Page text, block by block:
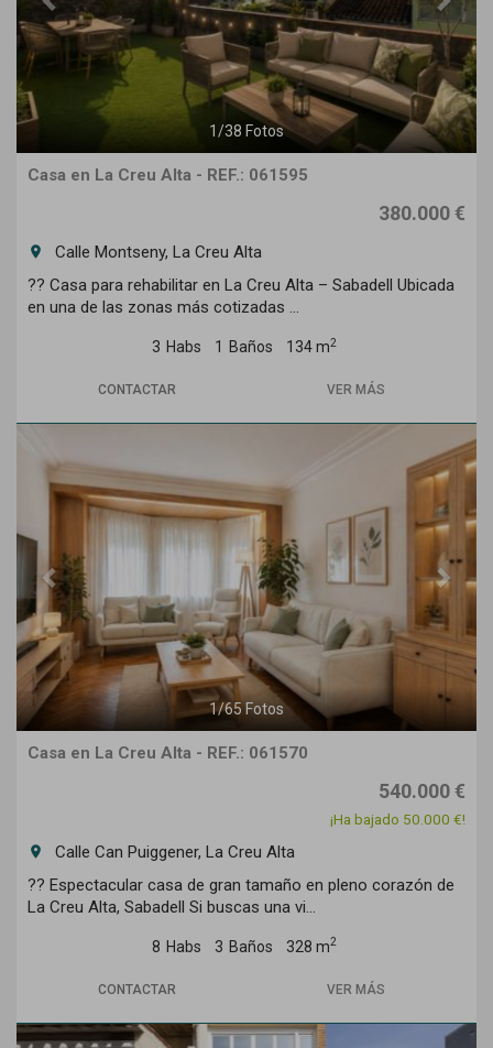
1/38 Fotos
Casa en La Creu Alta - REF.: 061595
380.000 €
room
Calle Montseny, La Creu Alta
?? Casa para rehabilitar en La Creu Alta – Sabadell Ubicada
en una de las zonas más cotizadas ...
3 Habs 1 Baños 134 m2
CONTACTAR VER MÁS
Next
1/65Fotos
Casa en La Creu Alta - REF.: 061570
540.000 €
¡Ha bajado 50.000 €!
room
Calle Can Puiggener, La Creu Alta
?? Espectacular casa de gran tamaño en pleno corazón de
La Creu Alta, Sabadell Si buscas una vi...
8 Habs 3 Baños 328 m2
CONTACTAR VER MÁS
Previous Next